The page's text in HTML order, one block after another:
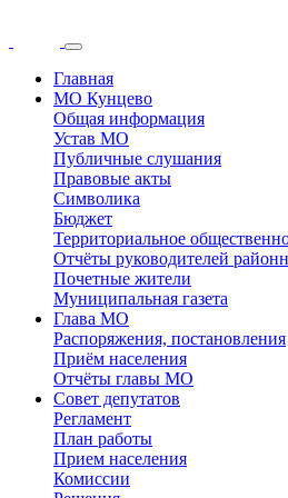
Главная
МО Кунцево
Общая информация
Устав МО
Публичные слушания
Правовые акты
Символика
Бюджет
Территориальное
Отчёты руководителей
Почетные жители
Муниципальная газета
Глава МО
Распоряжения, постановления
Приём населения
Отчёты главы МО
Совет депутатов
Регламент
План работы
Прием населения
Комиссии